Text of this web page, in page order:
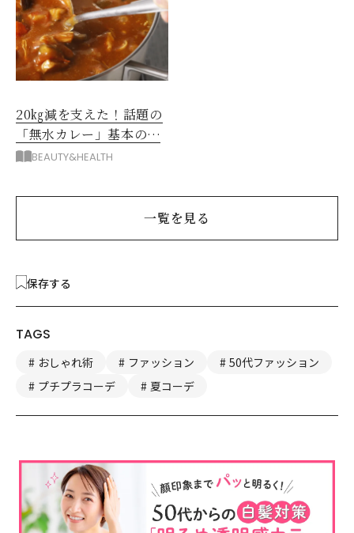
20㎏減を支えた！話題の
「無水カレー」基本の作
り方とおすすめルウ6選
BEAUTY&HEALTH
一覧を見る
保存する
TAGS
おしゃれ術 ファッション
50代ファッション
プチプラコーデ
夏コーデ